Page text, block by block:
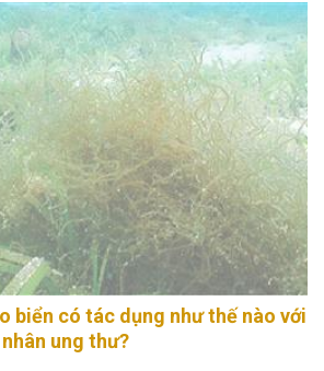
mình bị ung thư cổ tử cung sớm để
thích hợp? Hãy cùng chúng tôi tìm
nhé
biển có tác dụng như thế nào với
ung thư?